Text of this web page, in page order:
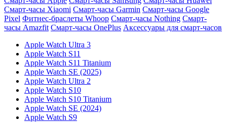
Смарт-часы Xiaomi Смарт-часы Garmin Смарт-часы Google
Pixel Фитнес-браслеты Whoop Смарт-часы Nothing Смарт-
часы Amazfit Смарт-часы OnePlus Аксессуары для смарт-часов
Apple Watch Ultra 3
Apple Watch S11
Apple Watch S11 Titanium
Apple Watch SE (2025)
Apple Watch Ultra 2
Apple Watch S10
Apple Watch S10 Titanium
Apple Watch SE (2024)
Apple Watch S9